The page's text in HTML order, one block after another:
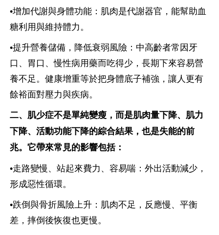
•增加代謝與身體功能：肌肉是代謝器官，能幫助血
糖利用與維持體力。
•提升營養儲備，降低衰弱風險：中高齡者常因牙
口、胃口、慢性病用藥而吃得少，長期下來容易營
養不足。健康增重等於把身體底子補強，讓人更有
餘裕面對壓力與疾病。
二、肌少症不是單純變瘦，而是肌肉量下降、肌力
下降、活動功能下降的綜合結果，也是失能的前
兆。它帶來常見的影響包括：
•走路變慢、站起來費力、容易喘：外出活動減少，
形成惡性循環。
•跌倒與骨折風險上升：肌肉不足，反應慢、平衡
差，摔倒後恢復也更慢。